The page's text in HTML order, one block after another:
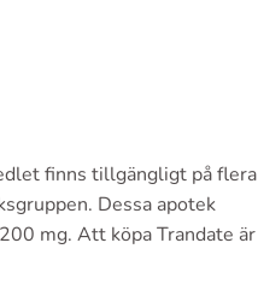
finns tillgängligt på flera
Dessa apotek
mg. Att köpa Trandate är